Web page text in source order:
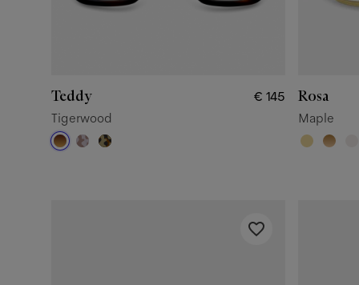
Teddy
€ 145
Tigerwood
Rosa
Maple